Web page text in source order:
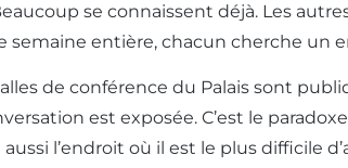
se connaissent déjà. Les
entière, chacun cherche un
de conférence du Palais sont
est exposée. C’est le
l’endroit où il est le plus difficile